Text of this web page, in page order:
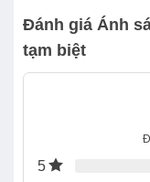
Đánh giá Ánh
tạm biệt
5